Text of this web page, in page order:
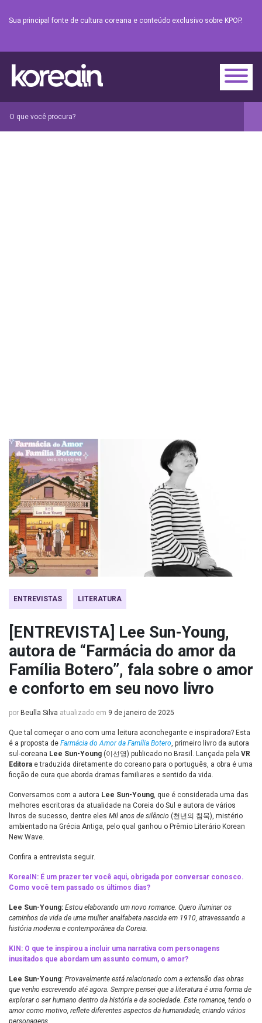
Sua principal fonte de cultura coreana e conteúdo exclusivo sobre KPOP.
ENTREVISTAS LITERATURA
[ENTREVISTA] Lee Sun-Young,
autora de “Farmácia do amor da
Família Botero”, fala sobre o amor
e conforto em seu novo livro
por Beulla Silva atualizado em 9 de janeiro de 2025
Que tal começar o ano com uma leitura aconchegante e inspiradora? Esta
é a proposta de Farmácia do Amor da Família Botero, primeiro livro da autora
sul-coreana Lee Sun-Young (이선영) publicado no Brasil. Lançada pela VR
Editora e traduzida diretamente do coreano para o português, a obra é uma
ficção de cura que aborda dramas familiares e sentido da vida.
Conversamos com a autora Lee Sun-Young, que é considerada uma das
melhores escritoras da atualidade na Coreia do Sul e autora de vários
livros de sucesso, dentre eles Mil anos de silêncio (천년의 침묵), mistério
ambientado na Grécia Antiga, pelo qual ganhou o Prêmio Literário Korean
New Wave.
Confira a entrevista seguir.
KoreaIN: É um prazer ter você aqui, obrigada por conversar conosco.
Como você tem passado os últimos dias?
Lee Sun-Young: Estou elaborando um novo romance. Quero iluminar os
caminhos de vida de uma mulher analfabeta nascida em 1910, atravessando a
história moderna e contemporânea da Coreia.
KIN: O que te inspirou a incluir uma narrativa com personagens
inusitados que abordam um assunto comum, o amor?
Lee Sun-Young: Provavelmente está relacionado com a extensão das obras
que venho escrevendo até agora. Sempre pensei que a literatura é uma forma de
explorar o ser humano dentro da história e da sociedade. Este romance, tendo o
amor como motivo, reflete diferentes aspectos da humanidade, criando vários
personagens.